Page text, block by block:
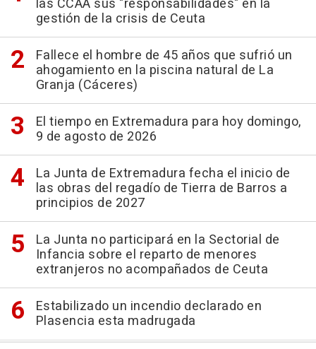
las CCAA sus "responsabilidades" en la
gestión de la crisis de Ceuta
Fallece el hombre de 45 años que sufrió un
ahogamiento en la piscina natural de La
Granja (Cáceres)
El tiempo en Extremadura para hoy domingo,
9 de agosto de 2026
La Junta de Extremadura fecha el inicio de
las obras del regadío de Tierra de Barros a
principios de 2027
La Junta no participará en la Sectorial de
Infancia sobre el reparto de menores
extranjeros no acompañados de Ceuta
Estabilizado un incendio declarado en
Plasencia esta madrugada